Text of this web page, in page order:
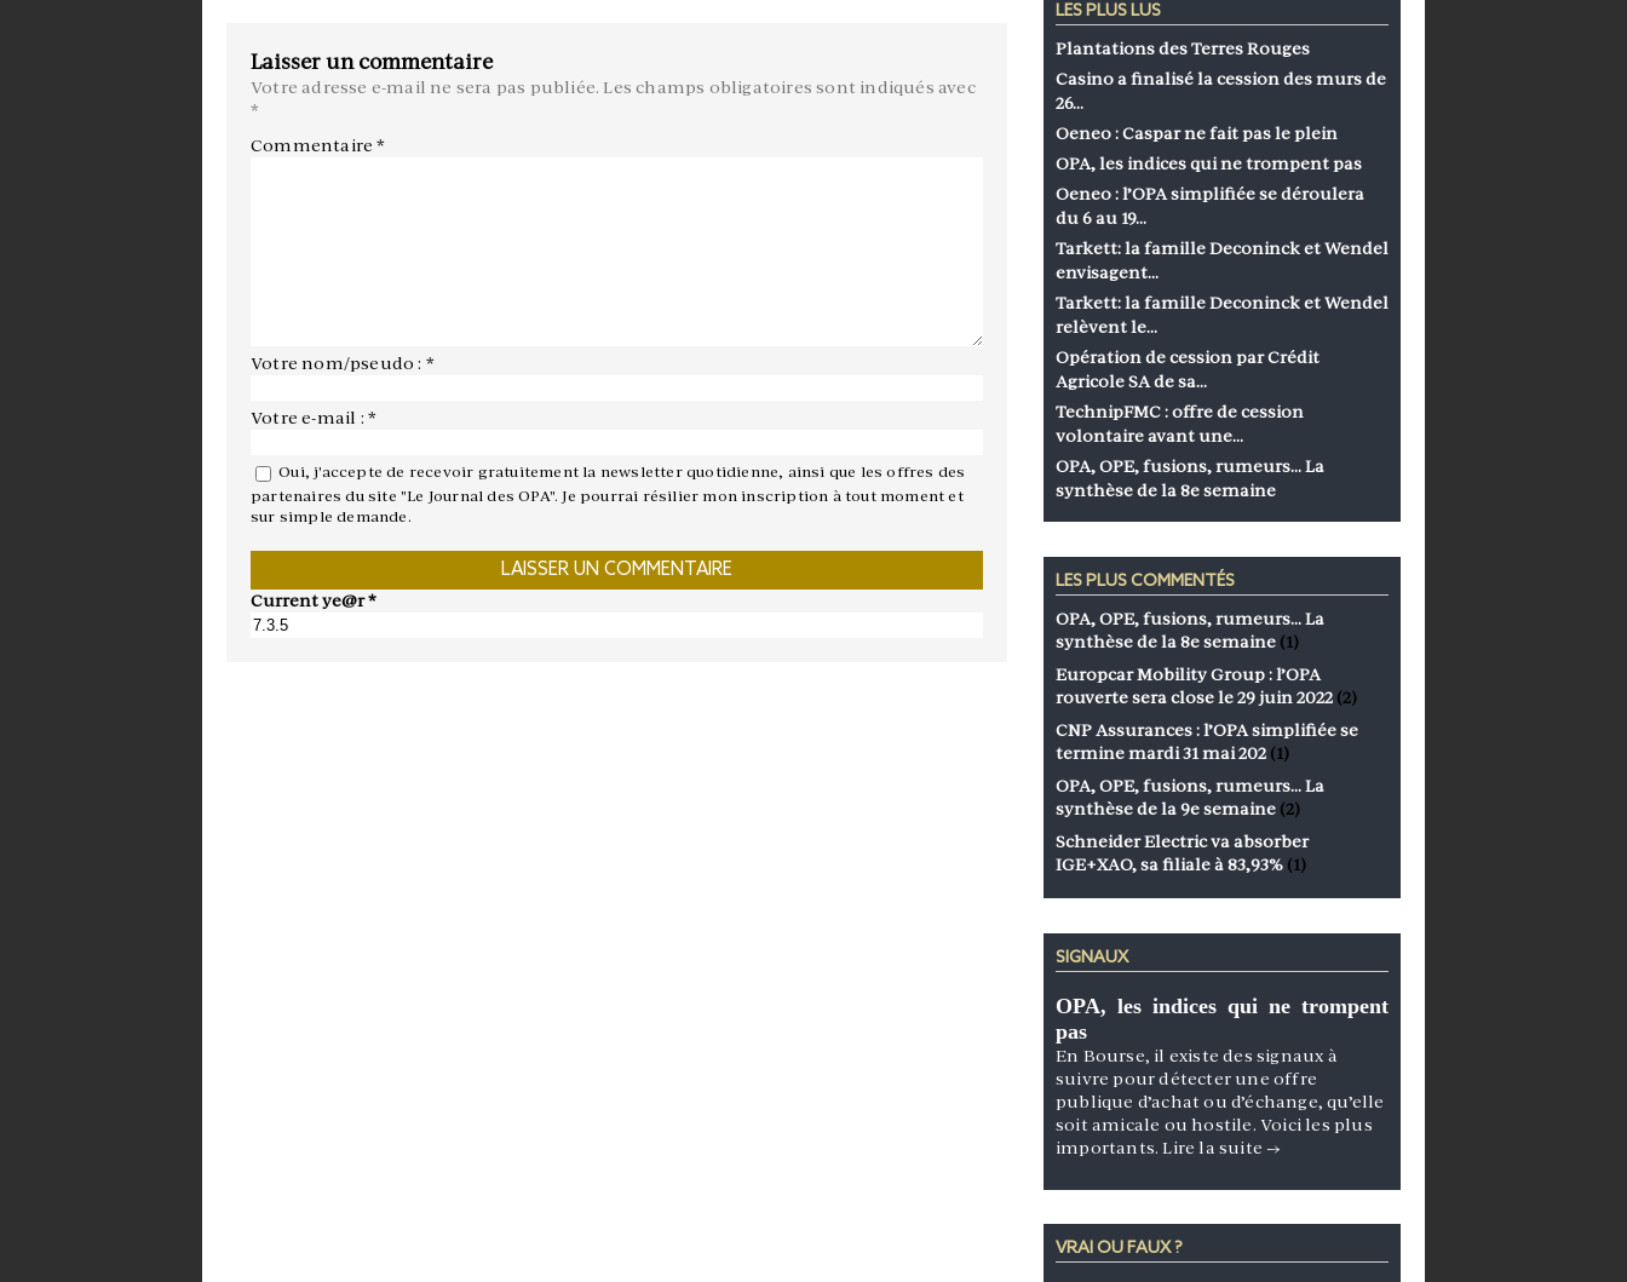
Laisser un commentaire
Votre adresse e-mail ne sera pas publiée. Les champs obligatoires sont indiqués avec
*
Commentaire*
Votre nom/pseudo : *
Votre e-mail : *
Oui, j'accepte de recevoir gratuitement la newsletter quotidienne, ainsi que les offres des
partenaires du site "Le Journal des OPA". Je pourrai résilier mon inscription à tout moment et
sur simple demande.
Current ye@r*
LES PLUS LUS
Plantations des Terres Rouges
Casino a finalisé la cession des murs de
26…
Oeneo : Caspar ne fait pas le plein
OPA, les indices qui ne trompent pas
Oeneo : l’OPA simplifiée se déroulera
du 6 au 19…
Tarkett: la famille Deconinck et Wendel
envisagent…
Tarkett: la famille Deconinck et Wendel
relèvent le…
Opération de cession par Crédit
Agricole SA de sa…
TechnipFMC : offre de cession
volontaire avant une…
OPA, OPE, fusions, rumeurs… La
synthèse de la 8e semaine
LES PLUS COMMENTÉS
OPA, OPE, fusions, rumeurs… La
synthèse de la 8e semaine (1)
Europcar Mobility Group : l’OPA
rouverte sera close le 29 juin 2022 (2)
CNP Assurances : l’OPA simplifiée se
termine mardi 31 mai 202 (1)
OPA, OPE, fusions, rumeurs… La
synthèse de la 9e semaine (2)
Schneider Electric va absorber
IGE+XAO, sa filiale à 83,93% (1)
SIGNAUX
OPA, les indices qui ne trompent
pas
En Bourse, il existe des signaux à
suivre pour détecter une offre
publique d’achat ou d’échange, qu’elle
soit amicale ou hostile. Voici les plus
importants.Lire la suite →
VRAI OU FAUX ?